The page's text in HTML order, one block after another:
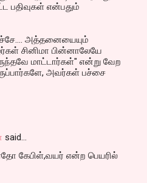
பதிவுகள் என்பதும்
அத்தனையையும்
சினிமா பின்னாலேயே
மாட்டார்கள்" என்று வேற
அவர்கள் பச்சை
said…
கேபிள்,வயர் என்ற பெயரில்